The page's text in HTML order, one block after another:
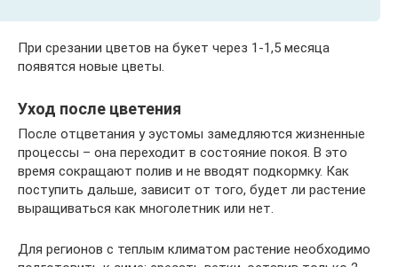
При срезании цветов на букет через 1-1,5 месяца
появятся новые цветы.
Уход после цветения
После отцветания у эустомы замедляются жизненные
процессы – она переходит в состояние покоя. В это
время сокращают полив и не вводят подкормку. Как
поступить дальше, зависит от того, будет ли растение
выращиваться как многолетник или нет.
Для регионов с теплым климатом растение необходимо